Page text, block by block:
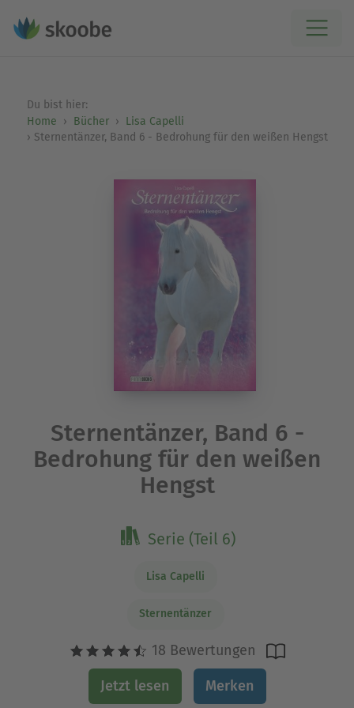
Du bist hier:
Home
Bücher
Lisa Capelli
Sternentänzer, Band 6 - Bedrohung für den weißen Hengst
Sternentänzer, Band 6 -
Bedrohung für den weißen
Hengst
Serie (Teil 6)
Lisa Capelli
Sternentänzer
18 Bewertungen
Jetzt lesen Merken